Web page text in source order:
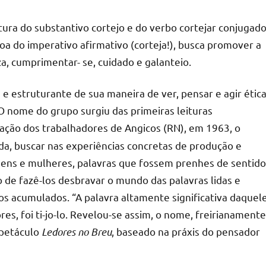
do substantivo cortejo e do verbo cortejar conjugado
do imperativo afirmativo (corteja!), busca promover a
cumprimentar- se, cuidado e galanteio.
estruturante de sua maneira de ver, pensar e agir ética,
do grupo surgiu das primeiras leituras
dos trabalhadores de Angicos (RN), em 1963, o
buscar nas experiências concretas de produção e
e mulheres, palavras que fossem prenhes de sentido
fazê-los desbravar o mundo das palavras lidas e
acumulados. “A palavra altamente significativa
foi ti-jo-lo. Revelou-se assim, o nome, freirianamente,
Ledores no Breu, baseado na práxis do pensador